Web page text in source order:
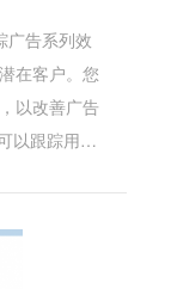
广告系列效
在客户。您
以改善广告
以跟踪用…